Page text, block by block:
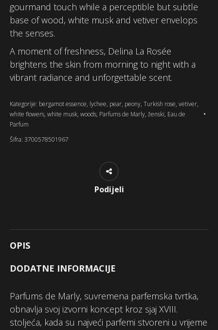
gourmand touch while a perceptible but subtle
base of wood, white musk and vetiver envelops
the senses.
A moment of freshness, Delina La Rosée
brightens the skin from morning to night with a
vibrant radiance and unforgettable scent.
Kategorije: bergamot essence, lychee, pear, peony, Turkish rose, vetiver,
white flowers, white musk, woods, Parfums de Marly, ženski, Eau de
Parfum
Šifra: 3700578501967
Podijeli
OPIS
DODATNE INFORMACIJE
Parfums de Marly, suvremena parfemska tvrtka,
obnavlja svoj izvorni koncept kroz sjaj XVIII.
stoljeća, kada su najveći parfemi stvoreni u vrijeme